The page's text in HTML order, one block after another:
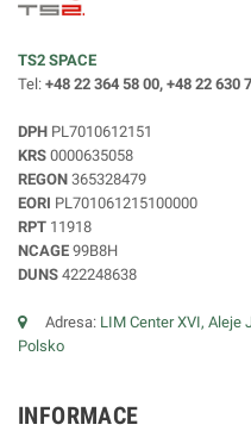
TS2 SPACE
Tel: +48 22 364 58 00, +48 22 630
DPH PL7010612151
KRS 0000635058
REGON 365328479
EORI PL701061215100000
RPT 11918
NCAGE 99B8H
DUNS 422248638
Adresa: LIM Center XVI, Aleje
Polsko
INFORMACE